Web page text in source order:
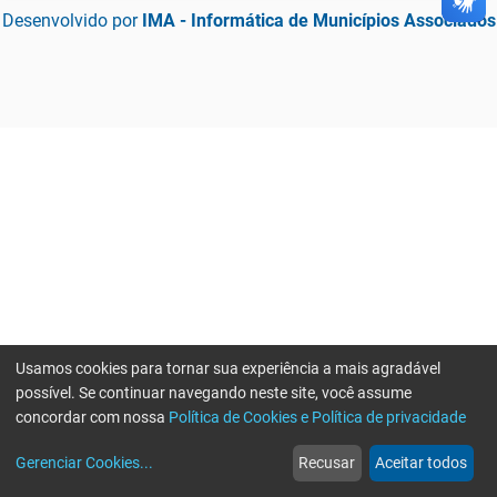
Desenvolvido por IMA - Informática de Municípios Associados
web
Notícias
more_horiz
Mais
Usamos cookies para tornar sua experiência a mais agradável
possível. Se continuar navegando neste site, você assume
concordar com nossa Política de Cookies e Política de privacidade
Gerenciar Cookies... Recusar Aceitar todos
Erro ao enviar informações, por favor tente novamente